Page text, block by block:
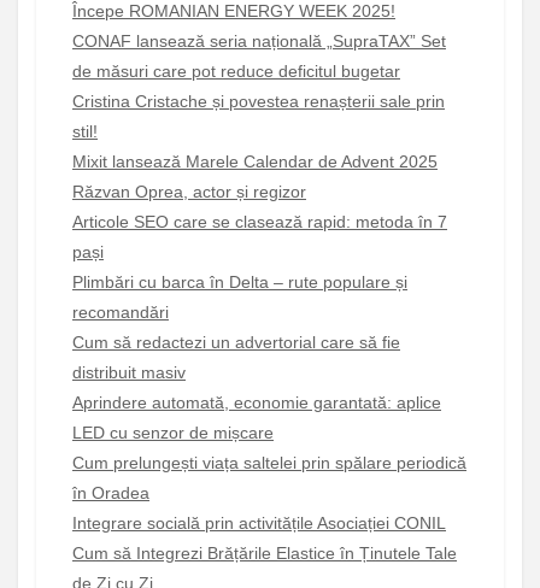
Începe ROMANIAN ENERGY WEEK 2025!
CONAF lansează seria națională „SupraTAX” Set
de măsuri care pot reduce deficitul bugetar
Cristina Cristache și povestea renașterii sale prin
stil!
Mixit lansează Marele Calendar de Advent 2025
Răzvan Oprea, actor și regizor
Articole SEO care se clasează rapid: metoda în 7
pași
Plimbări cu barca în Delta – rute populare și
recomandări
Cum să redactezi un advertorial care să fie
distribuit masiv
Aprindere automată, economie garantată: aplice
LED cu senzor de mișcare
Cum prelungești viața saltelei prin spălare periodică
în Oradea
Integrare socială prin activitățile Asociației CONIL
Cum să Integrezi Brățările Elastice în Ținutele Tale
de Zi cu Zi